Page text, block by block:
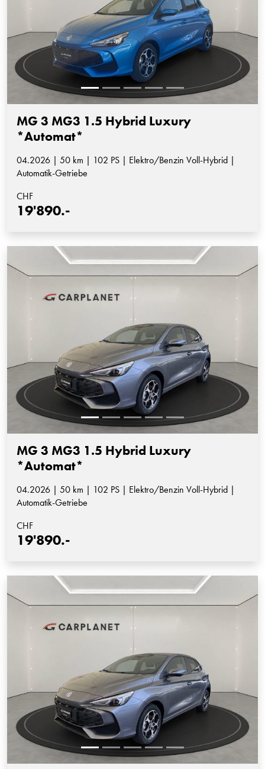
MG 3 MG3 1.5 Hybrid Luxury
*Automat*
04.2026 | 50 km | 102 PS | Elektro/Benzin Voll-Hybrid |
Automatik-Getriebe
CHF
19'890.-
MG 3 MG3 1.5 Hybrid Luxury
*Automat*
04.2026 | 50 km | 102 PS | Elektro/Benzin Voll-Hybrid |
Automatik-Getriebe
CHF
19'890.-